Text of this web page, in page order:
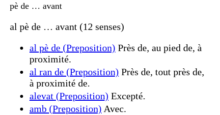
pè de … avant
al pè de … avant (12 senses)
al pè de (Preposition) Près de, au pied de, à
proximité.
al ran de (Preposition) Près de, tout près de,
à proximité de.
alevat (Preposition) Excepté.
amb (Preposition) Avec.